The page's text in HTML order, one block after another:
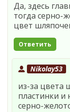
Да, здесь
тогда серно-
цвет
Ответить
Nikolay53
из-за цвета
пластинки и
серно-